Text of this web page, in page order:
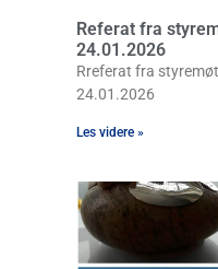
Referat fra
24.01.2026
Rreferat fra
24.01.2026
Les videre »